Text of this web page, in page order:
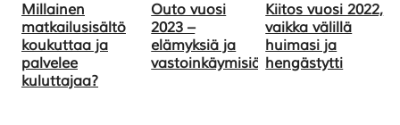
Millainen
matkailusisältö
koukuttaa ja
palvelee
kuluttajaa?
Outo vuosi
2023 –
elämyksiä ja
vastoinkäymisiä
Kiitos vuosi 2022,
vaikka välillä
huimasi ja
hengästytti